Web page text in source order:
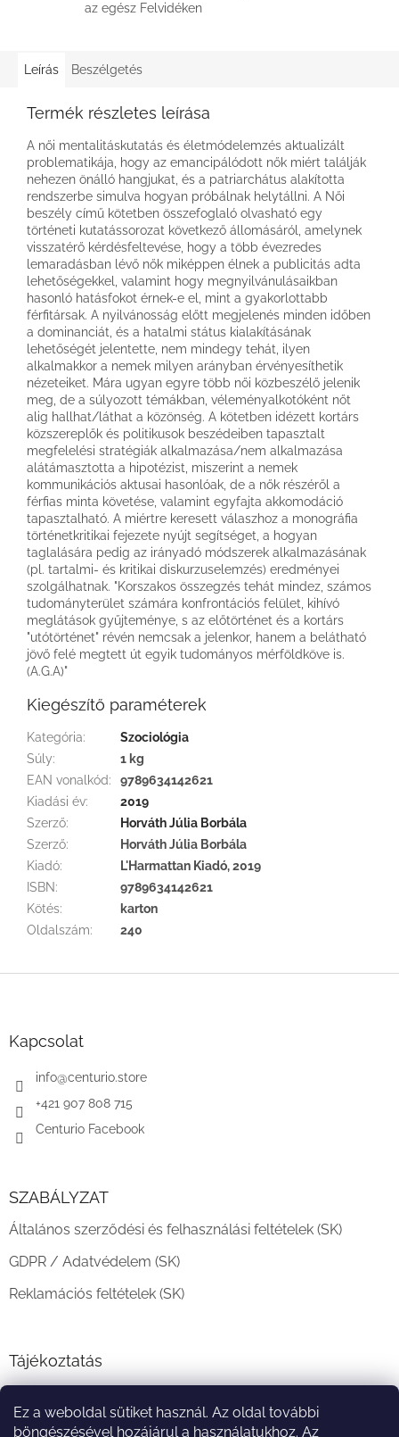
Ez a weboldal sütiket használ. Az oldal további
böngészésével hozájárul a használatukhoz. Az
az egész Felvidéken
Leírás Beszélgetés
Termék részletes leírása
A női mentalitáskutatás és életmódelemzés aktualizált
problematikája, hogy az emancipálódott nők miért találják
nehezen önálló hangjukat, és a patriarchátus alakította
rendszerbe simulva hogyan próbálnak helytállni. A Női
beszély című kötetben összefoglaló olvasható egy
történeti kutatássorozat következő állomásáról, amelynek
visszatérő kérdésfeltevése, hogy a több évezredes
lemaradásban lévő nők miképpen élnek a publicitás adta
lehetőségekkel, valamint hogy megnyilvánulásaikban
hasonló hatásfokot érnek-e el, mint a gyakorlottabb
férfitársak. A nyilvánosság előtt megjelenés minden időben
a dominanciát, és a hatalmi státus kialakításának
lehetőségét jelentette, nem mindegy tehát, ilyen
alkalmakkor a nemek milyen arányban érvényesíthetik
nézeteiket. Mára ugyan egyre több női közbeszélő jelenik
meg, de a súlyozott témákban, véleményalkotóként nőt
alig hallhat/láthat a közönség. A kötetben idézett kortárs
közszereplők és politikusok beszédeiben tapasztalt
megfelelési stratégiák alkalmazása/nem alkalmazása
alátámasztotta a hipotézist, miszerint a nemek
kommunikációs aktusai hasonlóak, de a nők részéről a
férfias minta követése, valamint egyfajta akkomodáció
tapasztalható. A miértre keresett válaszhoz a monográfia
történetkritikai fejezete nyújt segítséget, a hogyan
taglalására pedig az irányadó módszerek alkalmazásának
(pl. tartalmi- és kritikai diskurzuselemzés) eredményei
szolgálhatnak. "Korszakos összegzés tehát mindez, számos
tudományterület számára konfrontációs felület, kihívó
meglátások gyűjteménye, s az előtörténet és a kortárs
"utótörténet" révén nemcsak a jelenkor, hanem a belátható
jövő felé megtett út egyik tudományos mérföldköve is.
(A.G.A)"
Kiegészítő paraméterek
Kategória:
Szociológia
Súly:
1 kg
EAN vonalkód:
9789634142621
Kiadási év:
2019
Szerző:
Horváth Júlia Borbála
Szerző:
Horváth Júlia Borbála
Kiadó:
L'Harmattan Kiadó, 2019
ISBN:
9789634142621
Kötés:
karton
Oldalszám: 240
Kapcsolat
info@centurio.store
+421 907 808 715
Centurio Facebook
SZABÁLYZAT
Általános szerződési és felhasználási feltételek (SK)
GDPR / Adatvédelem (SK)
Reklamációs feltételek (SK)
Tájékoztatás
A vásárlás menete